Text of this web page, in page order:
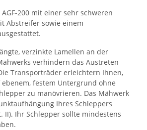
200 mit einer sehr schweren
Abstreifer sowie einem
verzinkte Lamellen an der
verhindern das Austreten
Transporträder erleichtern Ihnen,
festem Untergrund ohne
zu manövrieren. Das Mähwerk
Ihres Schleppers
II). Ihr Schlepper sollte mindestens